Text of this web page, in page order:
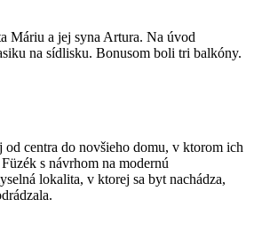
Máriu a jej syna Artura. Na úvod
na sídlisku. Bonusom boli tri balkóny.
centra do novšieho domu, v ktorom ich
s návrhom na modernú
lokalita, v ktorej sa byt nachádza,